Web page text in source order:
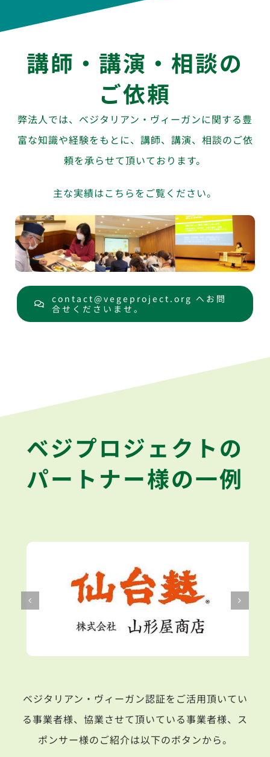
講師・講演・相談の
ご依頼
弊法人では、ベジタリアン・ヴィーガンに関する豊
富な知識や経験をもとに、講師、講演、相談のご依
頼を承らせて頂いております。
主な実績はこちらをご覧ください。
contact@vegeproject.org へお問
合せくださいませ。
ベジプロジェクトの
パートナー様の一例
ベジタリアン・ヴィーガン認証をご活用頂いてい
る事業者様、協業させて頂いている事業者様、ス
ポンサー様のご紹介は以下のボタンから。